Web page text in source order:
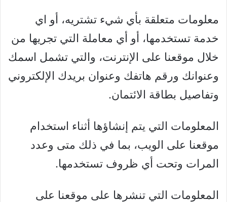
معلومات متعلقة بأي شيء تشتريه، أو اي
خدمة تستخدمها، أو أي معاملة التي تجريها من
خلال موقعنا على الإنترنت، والتي تشمل اسمك
وعنوانك ورقم هاتفك وعنوان بريدك الإلكتروني
وتفاصيل بطاقة الائتمان.
المعلومات التي يتم إنشاؤها أثناء استخدام
موقعنا على الويب، بما في ذلك متى وعدد
المرات وتحت أي ظروف تستخدمها.
المعلومات التي تنشرها على موقعنا على